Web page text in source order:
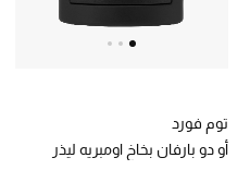
توم فورد
أو دو بارفان بخاخ اومبريه ليذر